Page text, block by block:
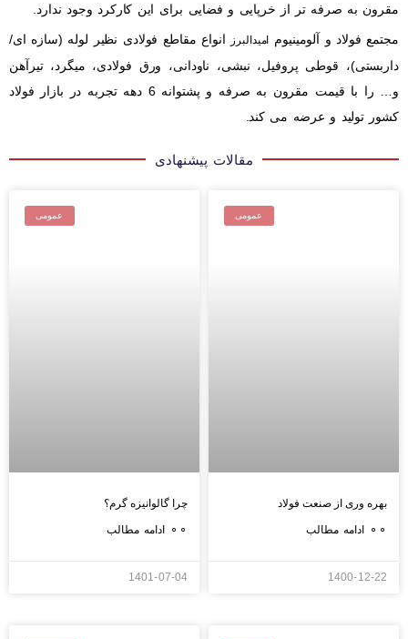
مقرون به صرفه تر از خرپایی و فضایی برای این کارکرد وجود ندارد.
مجتمع فولاد و آلومینیوم امیدالبرز
انواع مقاطع فولادی نظیر لوله (سازه ای/
داربستی)، قوطی پروفیل، نبشی، ناودانی، ورق فولادی، میگرد، تیرآهن
و… را با قیمت مقرون به صرفه و پشتوانه 6 دهه تجربه در بازار فولاد
کشور تولید و عرضه می کند.
مقالات پیشنهادی
عمومی
بهره وری از صنعت فولاد
⚬⚬ ادامه مطالب
1400-12-22
عمومی
چرا گالوانیزه گرم؟
⚬⚬ ادامه مطالب
1401-07-04